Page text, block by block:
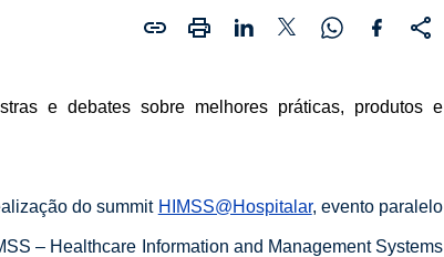
e debates sobre melhores práticas, produtos e
do summit HIMSS@Hospitalar, evento paralelo
– Healthcare Information and Management Systems